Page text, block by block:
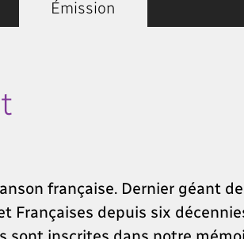
Émission
française. Dernier géant
Françaises depuis six
sont inscrites dans notre